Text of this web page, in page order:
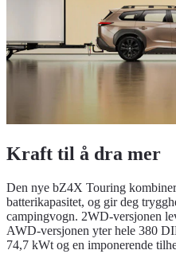
Kraft til å dra mer
Den nye bZ4X Touring
batterikapasitet, og gir deg
campingvogn. 2WD-versjonen
AWD-versjonen yter hele 380
74,7 kWt og en imponerende